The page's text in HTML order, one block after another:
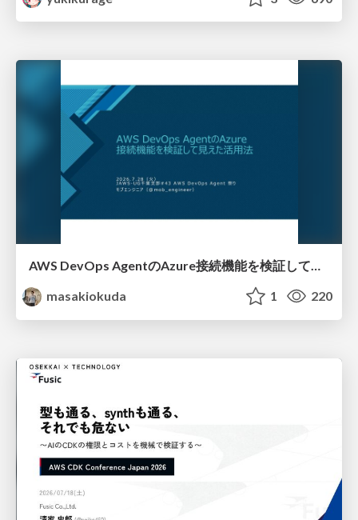
AWS DevOps AgentのAzure接続機能を検証して見えた活用法／Use Cases Verified for the AWS DevOps Agent's Azure Connectivity Feature
masakiokuda
1 220